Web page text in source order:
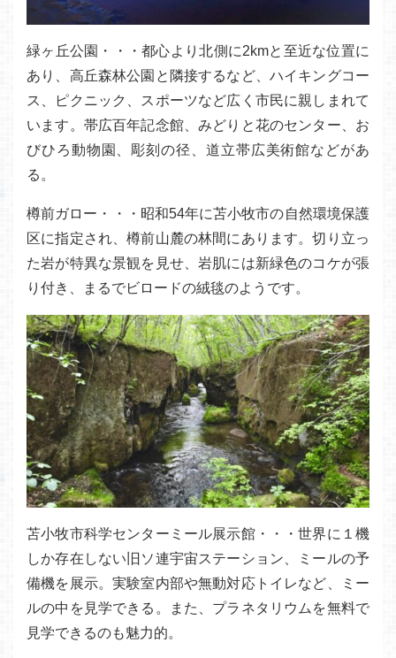
緑ヶ丘公園・・・都心より北側に2kmと至近な位置に
あり、高丘森林公園と隣接するなど、ハイキングコー
ス、ピクニック、スポーツなど広く市民に親しまれて
います。帯広百年記念館、みどりと花のセンター、お
びひろ動物園、彫刻の径、道立帯広美術館などがあ
る。
樽前ガロー・・・昭和54年に苫小牧市の自然環境保護
区に指定され、樽前山麓の林間にあります。切り立っ
た岩が特異な景観を見せ、岩肌には新緑色のコケが張
り付き、まるでビロードの絨毯のようです。
苫小牧市科学センターミール展示館・・・世界に１機
しか存在しない旧ソ連宇宙ステーション、ミールの予
備機を展示。実験室内部や無動対応トイレなど、ミー
ルの中を見学できる。また、プラネタリウムを無料で
見学できるのも魅力的。